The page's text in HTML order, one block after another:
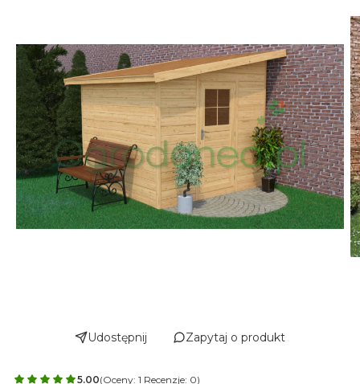
Udostępnij Zapytaj o produkt
5.00(Oceny: 1 Recenzje: 0)